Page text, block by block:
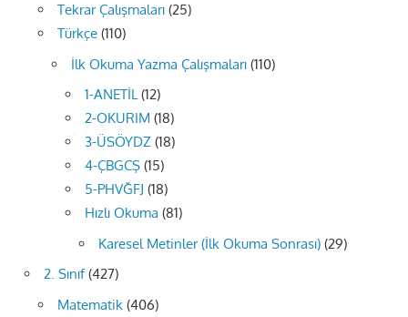
Tekrar Çalışmaları (25)
Türkçe (110)
İlk Okuma Yazma Çalışmaları (110)
1-ANETİL(12)
2-OKURIM (18)
3-ÜSÖYDZ (18)
4-ÇBGCŞ (15)
5-PHVĞFJ (18)
Hızlı Okuma (81)
Karesel Metinler (İlk Okuma Sonrası) (29)
2. Sınıf(427)
Matematik (406)